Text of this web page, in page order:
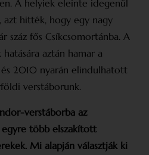
A helyiek elein­te idegenül
hitték, hogy egy nagy
száz fős Csíkcsomortánba. A
aztán hamar a
és 2010 nyarán elindulhatott
verstáborunk.
verstáborba az
egyre több elszakított
Mi alapján választják ki